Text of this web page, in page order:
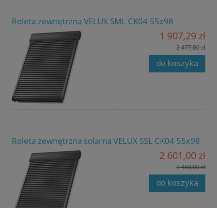
Roleta zewnętrzna VELUX SML CK04 55x98
1 907,29 zł
2 477,00 zł
do koszyka
Roleta zewnętrzna solarna VELUX SSL CK04 55x98
2 601,00 zł
3 468,00 zł
do koszyka